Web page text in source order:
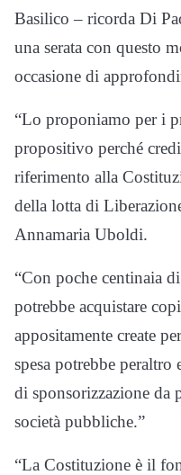
Basilico – ricorda Di
una serata con questo
occasione di
“Lo proponiamo per i
propositivo perché
riferimento alla
della lotta di
Annamaria Uboldi.
“Con poche centinaia
potrebbe acquistare
appositamente create
spesa potrebbe peraltro
di sponsorizzazione da
società pubbliche.”
“La Costituzione è il